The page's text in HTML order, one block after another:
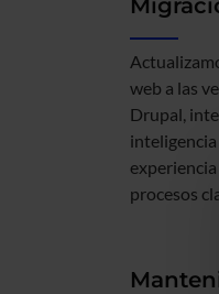
web a las
Drupal,
inteligencia
procesos